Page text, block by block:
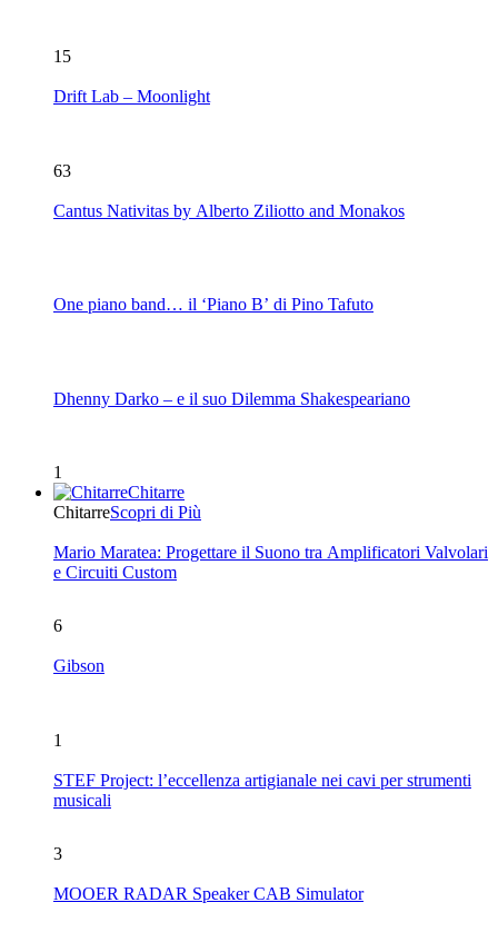
15
Drift Lab – Moonlight
63
Cantus Nativitas by Alberto Ziliotto and Monakos
One piano band… il ‘Piano B’ di Pino Tafuto
Dhenny Darko – e il suo Dilemma Shakespeariano
1
Chitarre
ChitarreScopri di Più
Mario Maratea: Progettare il Suono tra Amplificatori Valvolari
e Circuiti Custom
6
Gibson
1
STEF Project: l’eccellenza artigianale nei cavi per strumenti
musicali
3
MOOER RADAR Speaker CAB Simulator